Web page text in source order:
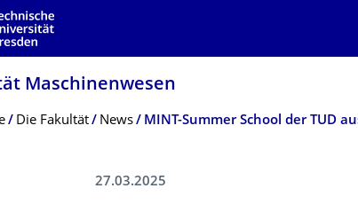
Maschinenwesen
Menü
Die Fakultät News
27.03.2025